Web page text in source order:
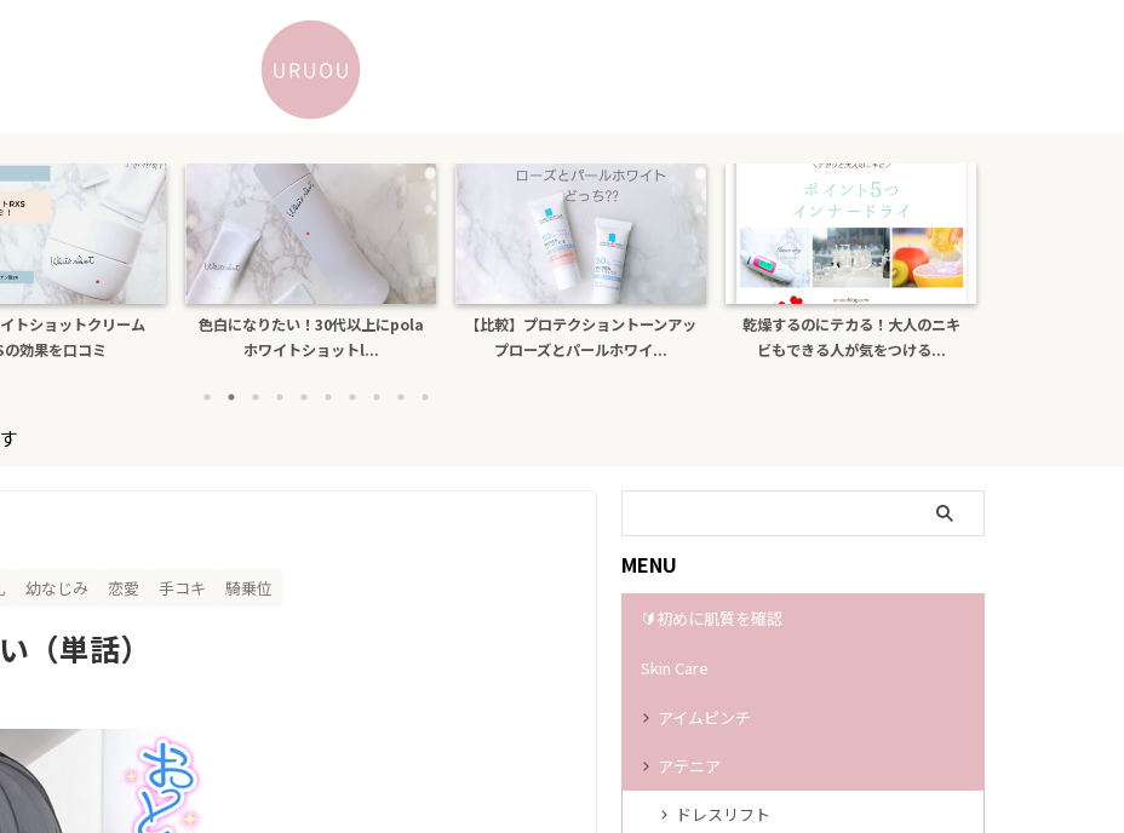
トショットクリーム
の効果を口コミ
色白になりたい！30代以上にpola
ホワイトショットl...
【比較】プロテクショントーンアッ
プローズとパールホワイ...
乾燥するのにテカる！大人のニキ
ビもできる人が気をつける...
幼なじみ 恋愛 手コキ 騎乗位
（単話）
MENU
🔰初めに肌質を確認
Skin Care
アイムピンチ
アテニア
ドレスリフト